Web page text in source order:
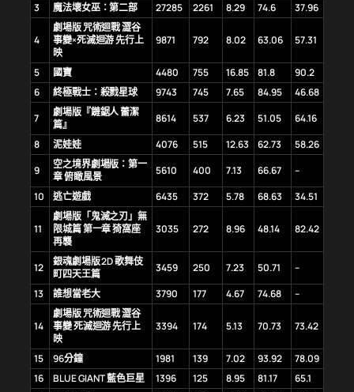
3
魔法壞女巫：第二部 27285 2261 8.29 74.6 37.96
4
劇場版 咒術迴戰 澀谷
事變×死滅迴游 先行上
映
9871 792 8.02 63.06 57.31
5 國寶 4480 755 16.85 81.8
90.2
6
終極戰士：殺戮星球 9743 745 7.65 84.95
46.68
7
劇場版『鏈鋸人 蕾潔
篇』
8614 537 6.23 51.05
64.16
8
泥娃娃 4076 515 12.63 62.73
58.26
9
空之境界劇場版：第一
章 俯瞰風景
5610 400 7.13 66.67
–
10
逃亡遊戲 6435 372 5.78 68.63 34.51
11
劇場版「鬼滅之刃」無
限城篇 第一章 猗窩座
再襲
3035 272 8.96 48.14 82.42
12
銀魂劇場版 2D 歌舞伎
町四天王篇
3459 250 7.23 50.71
–
13
誰想當老大 3790 177 4.67 74.68 –
14
劇場版 咒術迴戰 澀谷
事變 死滅迴游 先行上
映
3394 174 5.13 70.73 73.42
15 96分鐘 1981 139 7.02 93.92
78.09
16
BLUE GIANT 藍色巨星 1396 125 8.95 81.17
65.1